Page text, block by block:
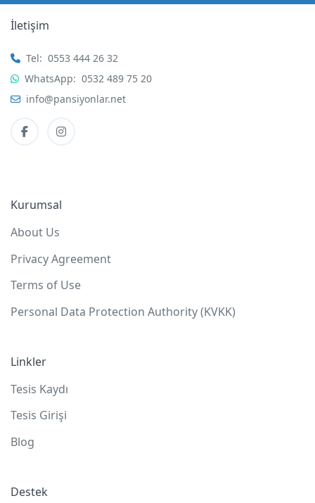
İletişim
Tel: 0553 444 26 32
WhatsApp: 0532 489 75 20
info@pansiyonlar.net
Kurumsal
About Us
Privacy Agreement
Terms of Use
Personal Data Protection Authority (KVKK)
Linkler
Tesis Kaydı
Tesis Girişi
Blog
Destek